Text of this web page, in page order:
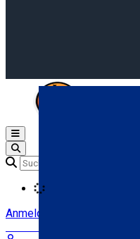
Open main menu
Anmeldung